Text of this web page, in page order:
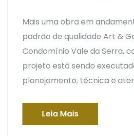
Mais uma obra em
padrão de qualidade Art &
Condomínio Vale da Serra,
projeto está sendo
planejamento, técnica e
Leia Mais